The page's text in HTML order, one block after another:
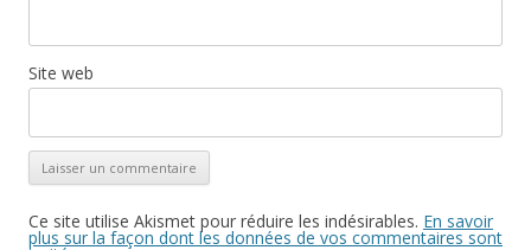
Site web
Ce site utilise Akismet pour réduire les indésirables. En savoir
plus sur la façon dont les données de vos commentaires sont